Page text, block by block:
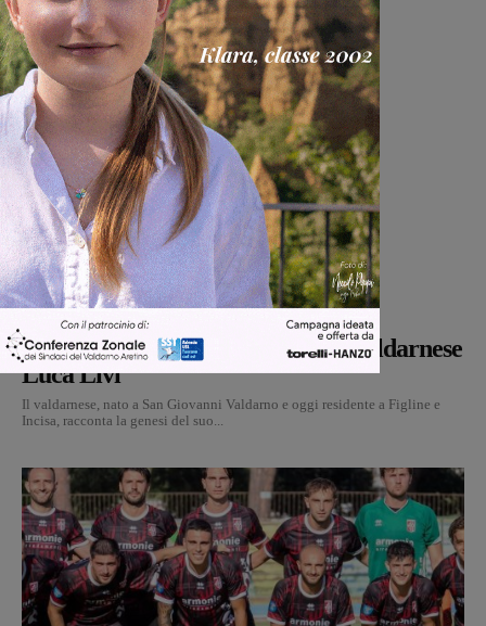
Cultura Martina Giardi - 9 Agosto 2026
Dal treno all’ospedale, la vita in
“Frammenti”: il primo libro del valdarnese
Luca Livi
Il valdarnese, nato a San Giovanni Valdarno e oggi residente a Figline e
Incisa, racconta la genesi del suo...